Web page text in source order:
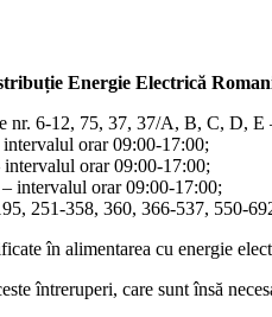
Energie Electrică
nr. 6-12, 75, 37, 37/A, B, C, D,
orar 09:00-17:00;
orar 09:00-17:00;
– intervalul orar 09:00-17:00;
251-358, 360, 366-537, 550-
în alimentarea cu energie
întreruperi, care sunt însă